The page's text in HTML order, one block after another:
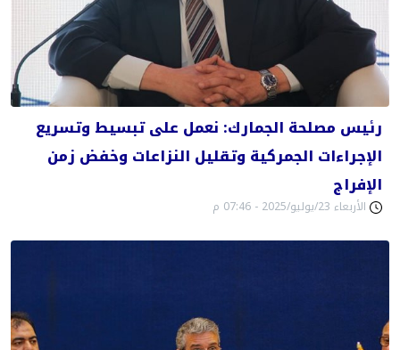
رئيس مصلحة الجمارك: نعمل على تبسيط وتسريع
الإجراءات الجمركية وتقليل النزاعات وخفض زمن
الإفراج
الأربعاء 23/يوليو/2025 - 07:46 م